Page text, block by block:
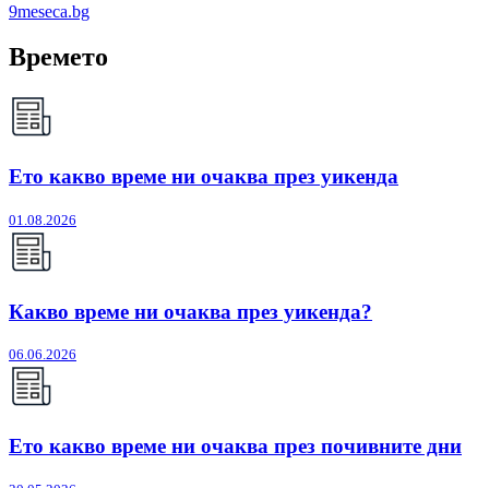
9meseca.bg
Времето
Ето какво време ни очаква през уикенда
01.08.2026
Какво време ни очаква през уикенда?
06.06.2026
Ето какво време ни очаква през почивните дни